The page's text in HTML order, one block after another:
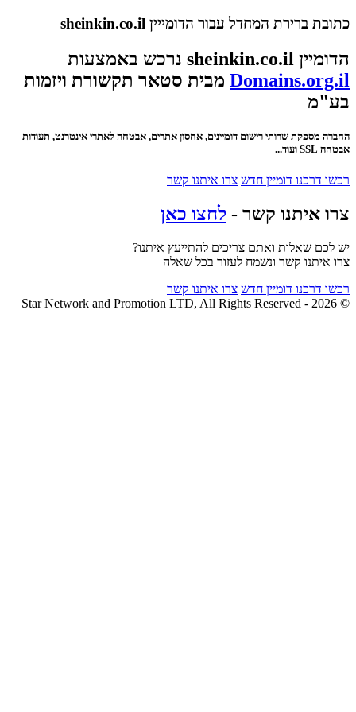
כתובת ברירת המחדל עבור הדומייין sheinkin.co.il
הדומיין sheinkin.co.il נרכש באמצעות
Domains.org.il מבית סטאר תקשורת ויזמות
בע"מ
החברה מספקת שרותי רישום דומיינים, אחסון אתרים, אבטחה לאתרי אינטרנט, תעודות
אבטחה SSL ועוד...
רכשו דרכנו דומיין חדש צרו איתנו קשר
צרו איתנו קשר - לחצו כאן
יש לכם שאלות ואתם צריכים להתייעץ איתנו?
צרו איתנו קשר ונשמח לעזור בכל שאלה
רכשו דרכנו דומיין חדש צרו איתנו קשר
© 2026 - Star Network and Promotion LTD, All Rights Reserved